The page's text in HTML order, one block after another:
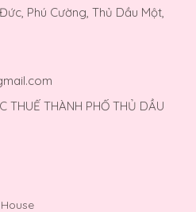
Phú Cường, Thủ Dầu Một,
THUẾ THÀNH PHỐ THỦ DẦU